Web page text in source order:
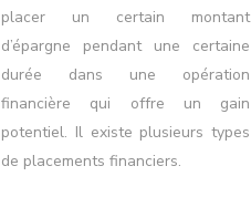
placer un certain montant
d’épargne pendant une certaine
durée dans une opération
financière qui offre un gain
potentiel. Il existe plusieurs types
de placements financiers.